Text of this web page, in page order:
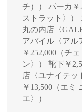
チ）） パーカ
ストラット〉）
丸の内店〈
アバイル〈アル
￥252,000（チ
ン〉） 靴下￥
店〈ユナイテッ
￥13,500（エミ
エ〉）